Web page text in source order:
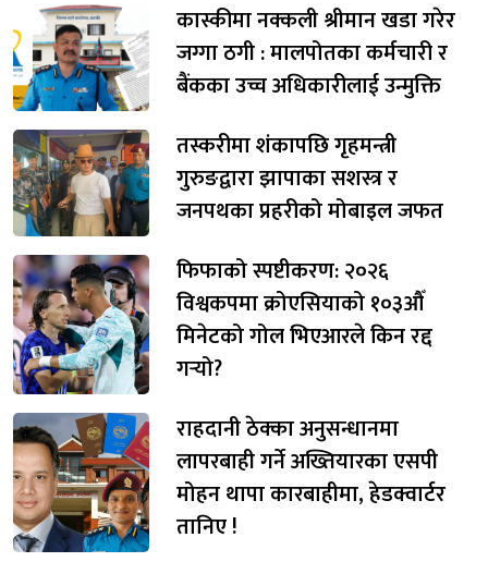
कास्कीमा नक्कली श्रीमान खडा गरेर
जग्गा ठगी : मालपोतका कर्मचारी र
बैंकका उच्च अधिकारीलाई उन्मुक्ति
तस्करीमा शंकापछि गृहमन्त्री
गुरुङद्वारा झापाका सशस्त्र र
जनपथका प्रहरीको मोबाइल जफत
फिफाको स्पष्टीकरण: २०२६
विश्वकपमा क्रोएसियाको १०३औँ
मिनेटको गोल भिएआरले किन रद्द
गर्‍यो?
राहदानी ठेक्का अनुसन्धानमा
लापरबाही गर्ने अख्तियारका एसपी
मोहन थापा कारबाहीमा, हेडक्वार्टर
तानिए !